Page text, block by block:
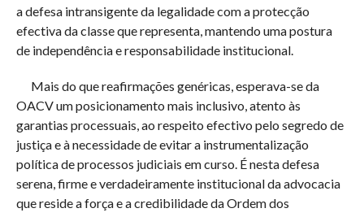
a defesa intransigente da legalidade com a protecção
efectiva da classe que representa, mantendo uma postura
de independência e responsabilidade institucional.
Mais do que reafirmações genéricas, esperava-se da
OACV um posicionamento mais inclusivo, atento às
garantias processuais, ao respeito efectivo pelo segredo de
justiça e à necessidade de evitar a instrumentalização
política de processos judiciais em curso. É nesta defesa
serena, firme e verdadeiramente institucional da advocacia
que reside a força e a credibilidade da Ordem dos